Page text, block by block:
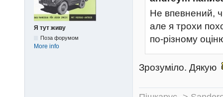
Я тут живу
Поза форумом
More info
Не впевнений,
але я трохи
по-різному
Зрозуміло. Дякую